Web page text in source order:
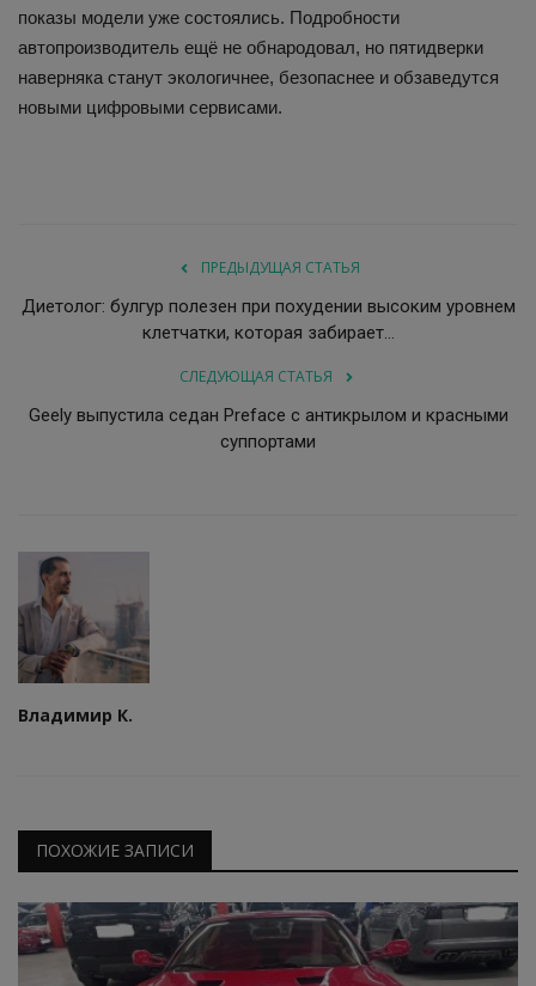
показы модели уже состоялись. Подробности
автопроизводитель ещё не обнародовал, но пятидверки
наверняка станут экологичнее, безопаснее и обзаведутся
новыми цифровыми сервисами.
ПРЕДЫДУЩАЯ СТАТЬЯ
Диетолог: булгур полезен при похудении высоким уровнем
клетчатки, которая забирает...
СЛЕДУЮЩАЯ СТАТЬЯ
Geely выпустила седан Preface с антикрылом и красными
суппортами
Владимир К.
ПОХОЖИЕ ЗАПИСИ